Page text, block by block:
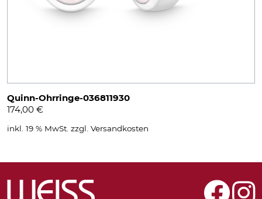
Quinn-Ohrringe-036811930
174,00 €
inkl. 19 % MwSt. zzgl. Versandkosten